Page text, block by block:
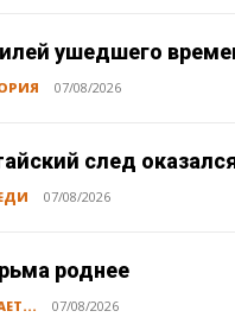
ушедшего
07/08/2026
след
07/08/2026
роднее
07/08/2026